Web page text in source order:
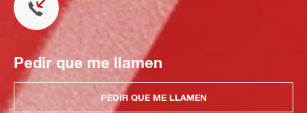
Pedir que me llamen
PEDIR QUE ME LLAMEN